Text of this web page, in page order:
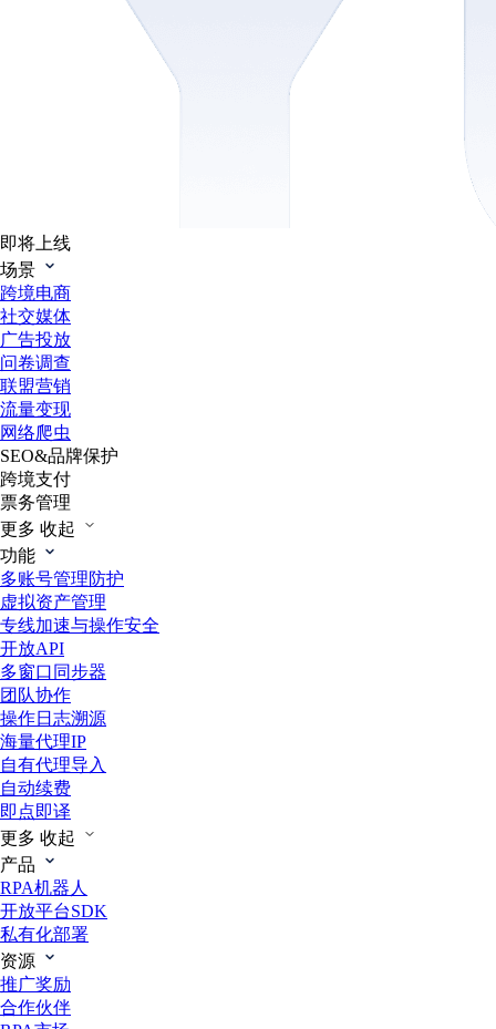
即将上线
场景
跨境电商
社交媒体
广告投放
问卷调查
联盟营销
流量变现
网络爬虫
SEO&品牌保护
跨境支付
票务管理
更多 收起
功能
多账号管理防护
虚拟资产管理
专线加速与操作安全
开放API
多窗口同步器
团队协作
操作日志溯源
海量代理IP
自有代理导入
自动续费
即点即译
更多 收起
产品
RPA机器人
开放平台SDK
私有化部署
资源
推广奖励
合作伙伴